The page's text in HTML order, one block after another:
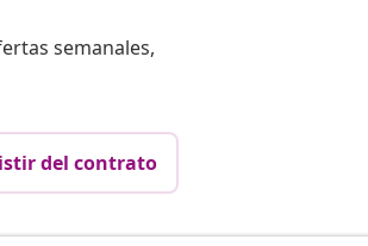
semanales,
del contrato